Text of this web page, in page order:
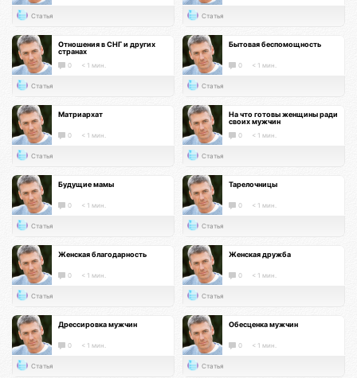
Статья Статья
Отношения в СНГ и других
странах
0 < 1 мин.
Статья
Бытовая беспомощность
0 < 1 мин.
Статья
Матриархат
0 < 1 мин.
Статья
На что готовы женщины ради
своих мужчин
0 < 1 мин.
Статья
Будущие мамы
0 < 1 мин.
Статья
Тарелочницы
0 < 1 мин.
Статья
Женская благодарность
0 < 1 мин.
Статья
Женская дружба
0 < 1 мин.
Статья
Дрессировка мужчин
0 < 1 мин.
Статья
Обесценка мужчин
0 < 1 мин.
Статья